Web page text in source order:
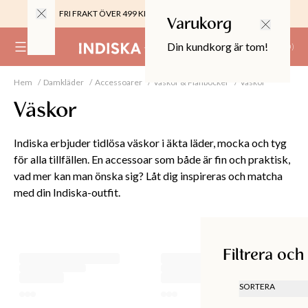
FRI FRAKT ÖVER 499 KR |
PANTS
0)
Varukorg
Din kundkorg är tom!
Hem Damkläder Accessoarer Väskor & Plånböcker Väskor
Väskor
Indiska erbjuder tidlösa väskor i äkta läder, mocka och tyg
för alla tillfällen. En accessoar som både är fin och praktisk,
vad mer kan man önska sig? Låt dig inspireras och matcha
med din Indiska-outfit.
Filtrera och
SORTERA